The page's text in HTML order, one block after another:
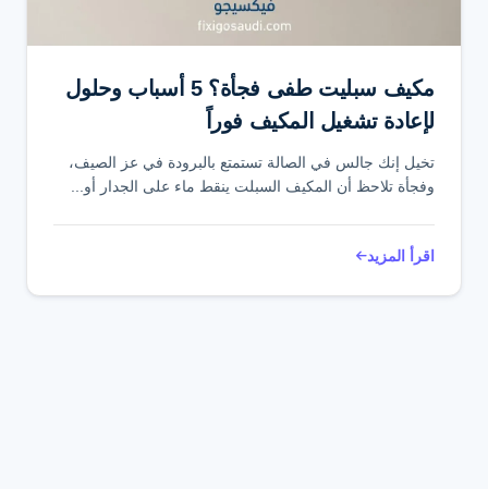
مكيف سبليت طفى فجأة؟ 5 أسباب وحلول
لإعادة تشغيل المكيف فوراً
تخيل إنك جالس في الصالة تستمتع بالبرودة في عز الصيف،
وفجأة تلاحظ أن المكيف السبلت ينقط ماء على الجدار أو...
اقرأ المزيد